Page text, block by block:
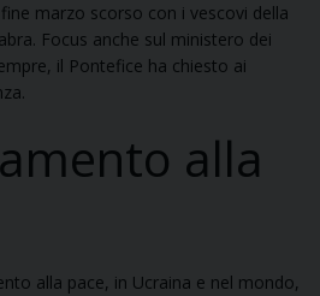
fine marzo scorso con i vescovi della
Focus anche sul ministero dei
il Pontefice ha chiesto ai
alla
alla pace, in Ucraina e nel mondo,